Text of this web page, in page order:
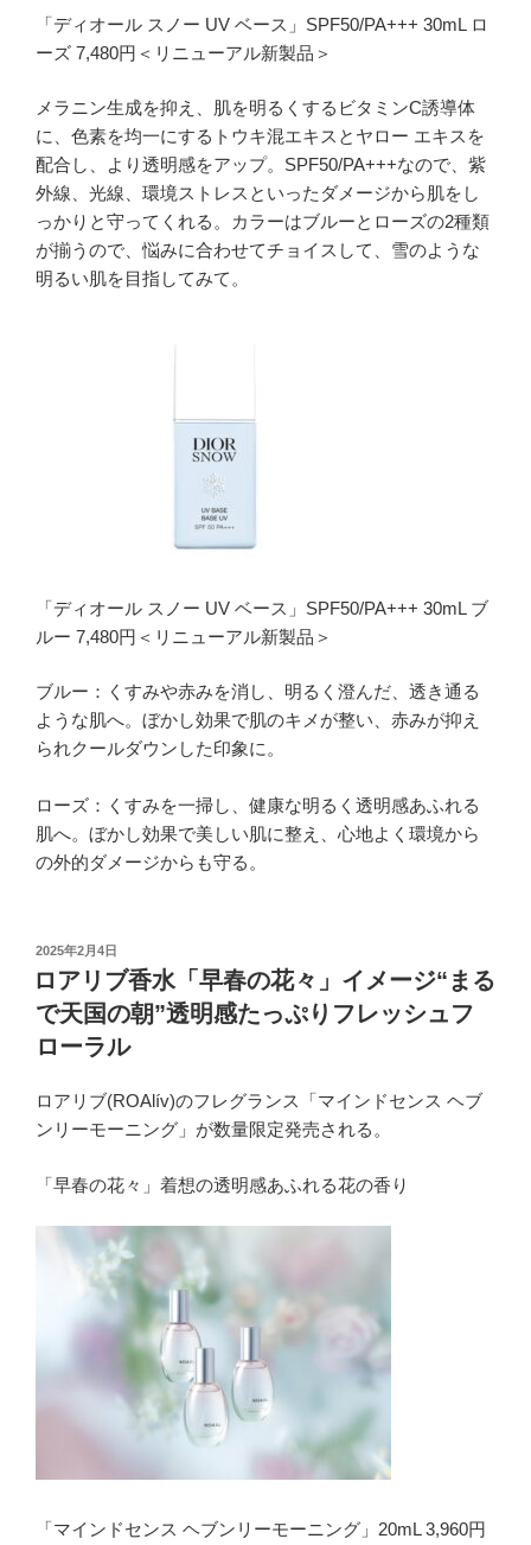
「ディオール スノー UV ベース」SPF50/PA+++ 30mL ロ
ーズ 7,480円＜リニューアル新製品＞
メラニン生成を抑え、肌を明るくするビタミンC誘導体
に、色素を均一にするトウキ混エキスとヤロー エキスを
配合し、より透明感をアップ。SPF50/PA+++なので、紫
外線、光線、環境ストレスといったダメージから肌をし
っかりと守ってくれる。カラーはブルーとローズの2種類
が揃うので、悩みに合わせてチョイスして、雪のような
明るい肌を目指してみて。
「ディオール スノー UV ベース」SPF50/PA+++ 30mL ブ
ルー 7,480円＜リニューアル新製品＞
ブルー：くすみや赤みを消し、明るく澄んだ、透き通る
ような肌へ。ぼかし効果で肌のキメが整い、赤みが抑え
られクールダウンした印象に。
ローズ：くすみを一掃し、健康な明るく透明感あふれる
肌へ。ぼかし効果で美しい肌に整え、心地よく環境から
の外的ダメージからも守る。
投
稿
日:
2025年2月4日
ロアリブ香水「早春の花々」イメージ“まる
で天国の朝”透明感たっぷりフレッシュフ
ローラル
ロアリブ(ROAlív)のフレグランス「マインドセンス ヘブ
ンリーモーニング」が数量限定発売される。
「早春の花々」着想の透明感あふれる花の香り
「マインドセンス ヘブンリーモーニング」20mL 3,960円